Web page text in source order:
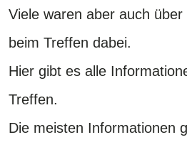
Viele waren aber auch
beim Treffen dabei.
Hier gibt es alle
Treffen.
Die meisten Informationen